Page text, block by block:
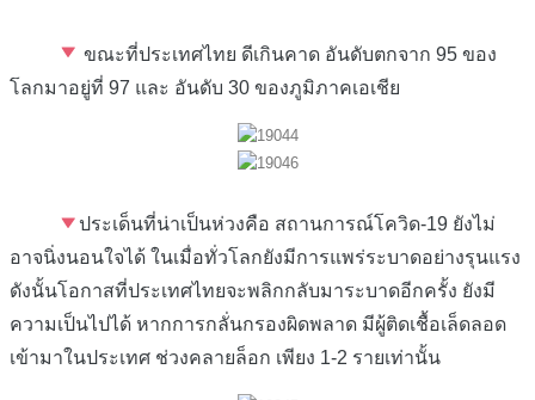
ขณะที่ประเทศไทย ดีเกินคาด อันดับตกจาก 95 ของ
โลกมาอยู่ที่ 97 และ อันดับ 30 ของภูมิภาคเอเชีย
ประเด็นที่น่าเป็นห่วงคือ สถานการณ์โควิด-19 ยังไม่
อาจนิ่งนอนใจได้ ในเมื่อทั่วโลกยังมีการแพร่ระบาดอย่างรุนแรง
ดังนั้นโอกาสที่ประเทศไทยจะพลิกกลับมาระบาดอีกครั้ง ยังมี
ความเป็นไปได้ หากการกลั่นกรองผิดพลาด มีผู้ติดเชื้อเล็ดลอด
เข้ามาในประเทศ ช่วงคลายล็อก เพียง 1-2 รายเท่านั้น